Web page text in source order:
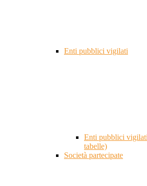
Enti pubblici vigilati
Enti pubblici
tabelle)
Società partecipate